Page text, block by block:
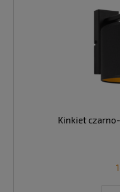
Kinkiet czarno-